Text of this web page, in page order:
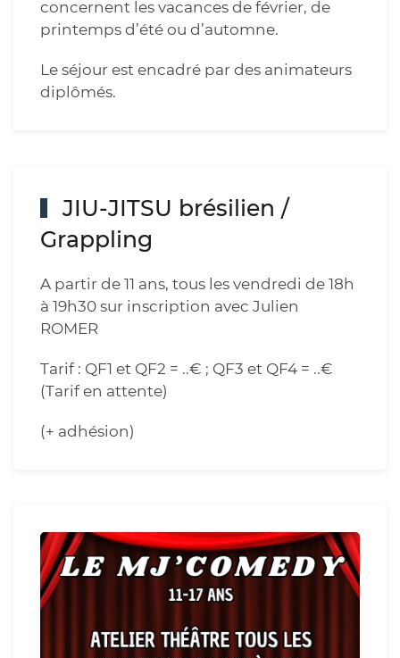
concernent les vacances de février, de
printemps d’été ou d’automne.
Le séjour est encadré par des animateurs
diplômés.
JIU-JITSU brésilien /
Grappling
A partir de 11 ans, tous les vendredi de 18h
à 19h30 sur inscription avec Julien
ROMER
Tarif : QF1 et QF2 = ..€ ; QF3 et QF4 = ..€
(Tarif en attente)
(+ adhésion)